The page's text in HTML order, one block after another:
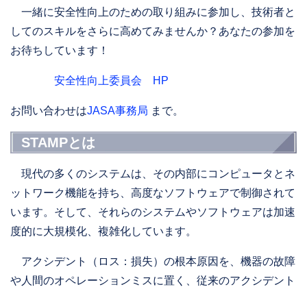
一緒に安全性向上のための取り組みに参加し、技術者と
してのスキルをさらに高めてみませんか？あなたの参加を
お待ちしています！
安全性向上委員会 HP
お問い合わせはJASA事務局 まで。
STAMPとは
現代の多くのシステムは、その内部にコンピュータとネ
ットワーク機能を持ち、高度なソフトウェアで制御されて
います。そして、それらのシステムやソフトウェアは加速
度的に大規模化、複雑化しています。
アクシデント（ロス：損失）の根本原因を、機器の故障
や人間のオペレーションミスに置く、従来のアクシデント